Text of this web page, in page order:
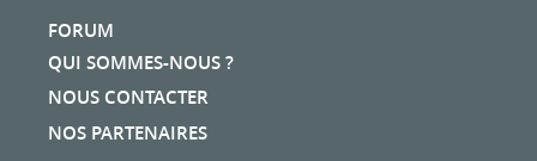
FORUM
QUI SOMMES-NOUS ?
NOUS CONTACTER
NOS PARTENAIRES